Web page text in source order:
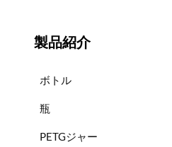
製品紹介
ボトル
瓶
PETGジャー